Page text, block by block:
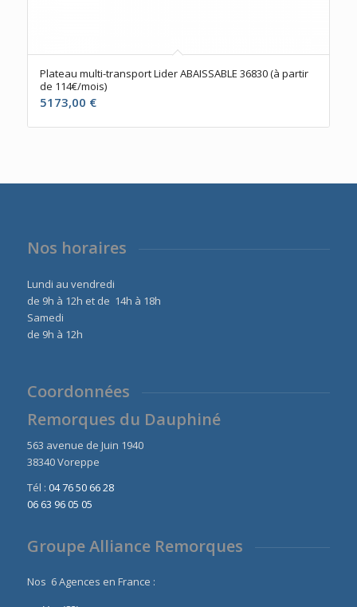
Plateau multi-transport Lider ABAISSABLE 36830 (à partir
de 114€/mois)
5173,00 €
Nos horaires
Lundi au vendredi
de 9h à 12h et de 14h à 18h
Samedi
de 9h à 12h
Coordonnées
Remorques du Dauphiné
563 avenue de Juin 1940
38340 Voreppe
Tél : 04 76 50 66 28
06 63 96 05 05
Groupe Alliance Remorques
Nos 6 Agences en France :